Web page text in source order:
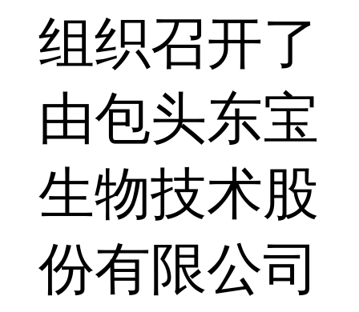
组织召开了
由包头东宝
生物技术股
份有限公司